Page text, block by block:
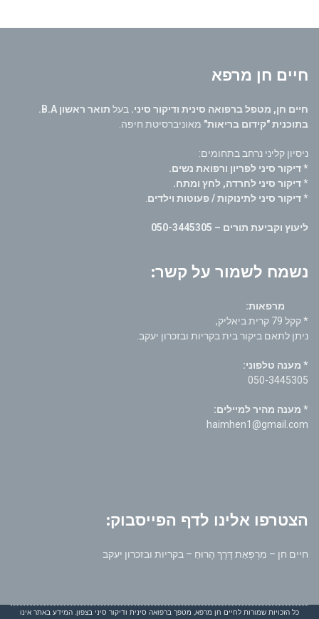
חיים חן מרפא
חיים חן, מטפל ברפואה סינית ודיקור סיני. בעל
תואר ראשון B.A.
בתוכנית "קידום בריאות" מאוניברסיטת חיפה.
ניסיון קליני נרחב בתחומים:
* דיקור סיני לפריון ורפואת נשים.
*דיקור סיני לחרדה, לחץ ומתח.
*דיקור סיני לתינוקות / פעוטות וילדים
ליעוץ וקביעת תורים – 050-3445305
נשמח לשמור על קשר:
מרפאות:
* קקל 79 קרית ביאליק,
ניתן לתאם ביקור בית בקריות ובזכרון יעקב.
* מענה טלפוני:
050-3445305
* מענה מהיר למיילים:
haimhen1@gmail.com
הצטרפו אלינו לדף הפייסבוק:
חיים חן – מִרְפְּאַת דֶּרֶךְ הָרוּחַ – בקריות ובזכרון יעקב
כל הזכויות שמורות לחיים חן מרפא, מטפך ברפואה סינית ודיקור סיני בצפון. המידע באתר אינו